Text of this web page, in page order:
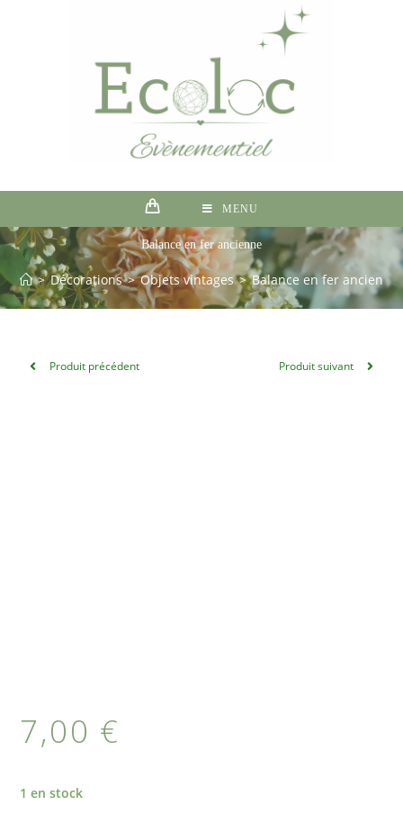
MENU
Balance en fer ancienne
> Décorations > Objets vintages > Balance en fer ancienne
Produit précédent Produit suivant
7,00 €
1 en stock